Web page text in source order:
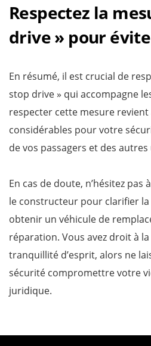
Respectez la
drive » pour
En résumé, il est crucial de
stop drive » qui accompagne
respecter cette mesure
considérables pour votre
de vos passagers et des
En cas de doute, n’hésitez pas
le constructeur pour clarifier
obtenir un véhicule de
réparation. Vous avez droit à
tranquillité d’esprit, alors ne
sécurité compromettre votre
juridique.